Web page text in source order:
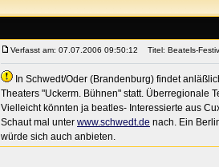
Verfasst am: 07.07.2006 09:50:12 Titel: Beatels-
In Schwedt/Oder (Brandenburg) findet
Theaters "Uckerm. Bühnen" statt. Überregionale
Vielleicht könnten ja beatles- Interessierte aus
Schaut mal unter www.schwedt.de nach. Ein
würde sich auch anbieten.